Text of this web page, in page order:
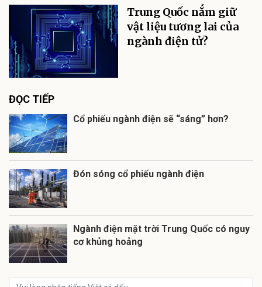
Trung Quốc nắm giữ
vật liệu tương lai của
ngành điện tử?
ĐỌC TIẾP
Cổ phiếu ngành điện sẽ “sáng” hơn?
Đón sóng cổ phiếu ngành điện
Ngành điện mặt trời Trung Quốc có nguy
cơ khủng hoảng